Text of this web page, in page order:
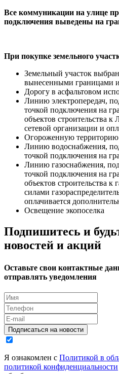
Все коммуникации на улице
подключения выведены на
При покупке земельного
Земельный участок
вынесенными границами
Дорогу в асфальтовом
Линию электропередач,
точкой подключения на
объектов строительства
сетевой организации и
Огороженную территорию
Линию водоснабжения,
точкой подключения на
Линию газоснабжения,
точкой подключения на
объектов строительства к
силами
оплачивается
Освещение экопоселка
Подпишитесь и
новостей и акций
Оставьте свои контактные
отправлять уведомления
Подписаться на новости
Я ознакомлен с Политикой в
политикой конфиденциальности